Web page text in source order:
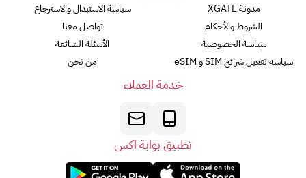
مدونة XGATE
الشروط والأحكام
سياسة الخصوصية
سياسة تفعيل شرائح SIM و eSIM
سياسة الاستبدال والاسترجاع
تواصل معنا
الأسئلة الشائعة
من نحن
خدمة العملاء
تطبيق بوابة اكس